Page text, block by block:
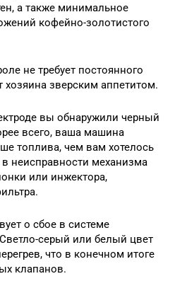
а также минимальное
кофейно-золотистого
не требует постоянного
хозяина зверским аппетитом.
вы обнаружили черный
всего, ваша машина
топлива, чем вам хотелось
неисправности механизма
или инжектора,
о сбое в системе
серый или белый цвет
что в конечном итоге
клапанов.